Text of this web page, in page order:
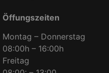
Öffungszeiten
Montag – Donnerstag
08:00h – 16:00h
Freitag